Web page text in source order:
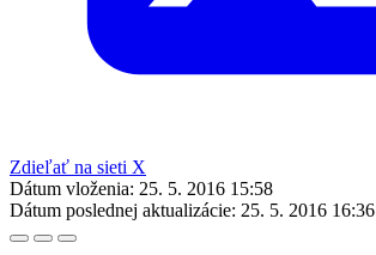
Zdieľať na sieti X
Dátum vloženia: 25. 5. 2016 15:58
Dátum poslednej aktualizácie: 25. 5. 2016 16:36